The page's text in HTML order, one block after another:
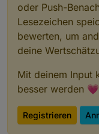
oder Push-
Lesezeichen
bewerten, um
deine
Mit deinem Input
besser werden 💗
Registrieren